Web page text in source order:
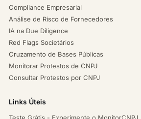
Compliance Empresarial
Análise de Risco de Fornecedores
IA na Due Diligence
Red Flags Societários
Cruzamento de Bases Públicas
Monitorar Protestos de CNPJ
Consultar Protestos por CNPJ
Links Úteis